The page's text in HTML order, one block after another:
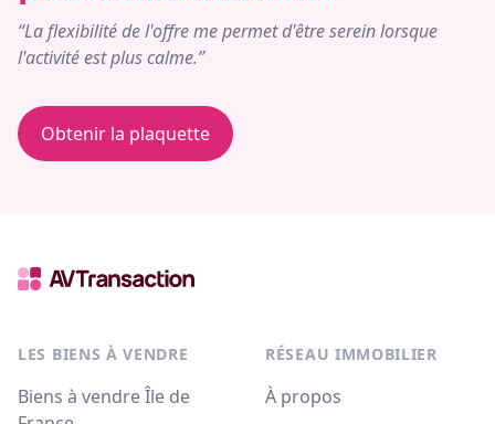
“La flexibilité de l'offre me permet d'être serein lorsque
l'activité est plus calme.”
Obtenir la plaquette
LES BIENS À VENDRE
Biens à vendre Île de
RÉSEAU IMMOBILIER
À propos